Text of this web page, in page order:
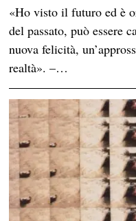
«Ho visto il futuro ed è
del passato, può essere
nuova felicità,
realtà». –…